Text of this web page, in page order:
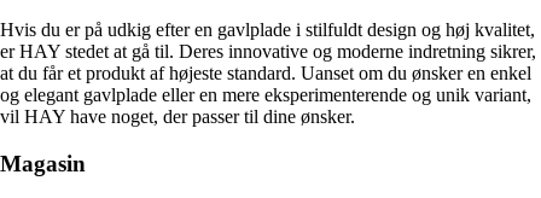
Hvis du er på udkig efter en gavlplade i stilfuldt design og høj kvalitet,
er HAY stedet at gå til. Deres innovative og moderne indretning sikrer,
at du får et produkt af højeste standard. Uanset om du ønsker en enkel
og elegant gavlplade eller en mere eksperimenterende og unik variant,
vil HAY have noget, der passer til dine ønsker.
Magasin